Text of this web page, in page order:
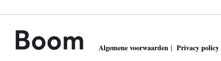
Algemene voorwaarden | Privacy policy